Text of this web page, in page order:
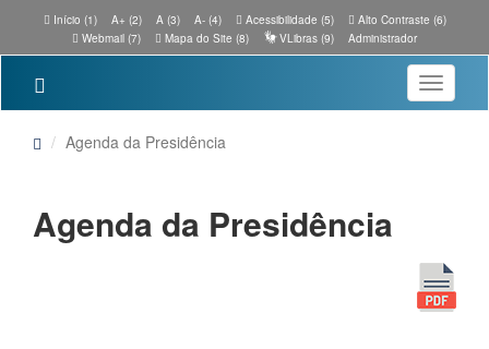
Início (1) A+ (2) A (3) A- (4) Acessibilidade (5)
Alto Contraste (6)
Webmail (7)
Mapa do Site (8) VLibras (9) Administrador
Toggle
Agenda da Presidência
Agenda da Presidência